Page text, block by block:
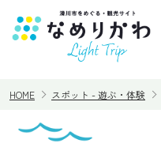
HOME スポット - 遊ぶ・体験